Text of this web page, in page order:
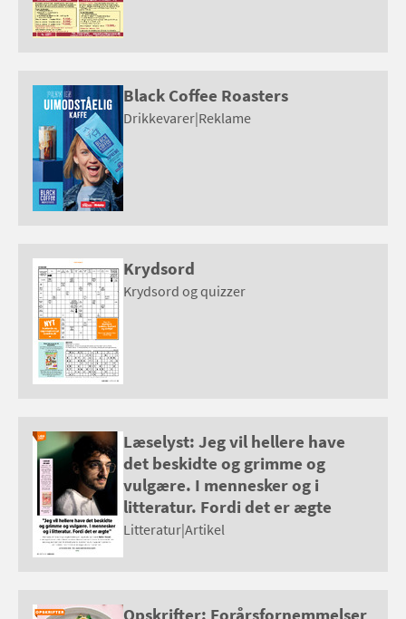
Black Coffee Roasters
Drikkevarer|Reklame
Krydsord
Krydsord og quizzer
Læselyst: Jeg vil hellere have
det beskidte og grimme og
vulgære. I mennesker og i
litteratur. Fordi det er ægte
Litteratur|Artikel